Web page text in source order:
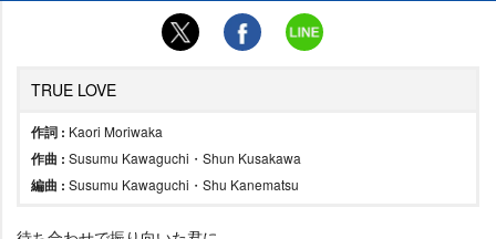
TRUE LOVE
作詞 : Kaori Moriwaka
作曲 : Susumu Kawaguchi・Shun Kusakawa
編曲 : Susumu Kawaguchi・Shu Kanematsu